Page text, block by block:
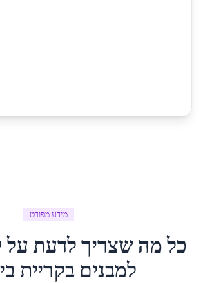
מידע מפורט
כל מה שצריך לדעת על
למבנים בקריית